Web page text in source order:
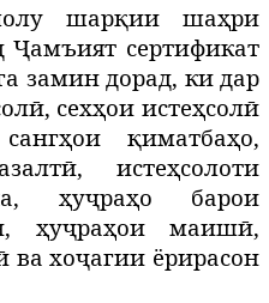
шарқии шаҳри
Ҷамъият сертификат
замин дорад, ки дар
сехҳои истеҳсолӣ
қиматбаҳо,
истеҳсолоти
ҳуҷраҳо барои
ҳуҷраҳои маишӣ,
хоҷагии ёрирасон